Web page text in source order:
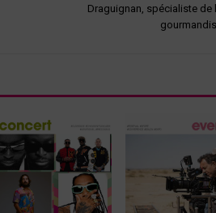
Draguignan, spécialiste de